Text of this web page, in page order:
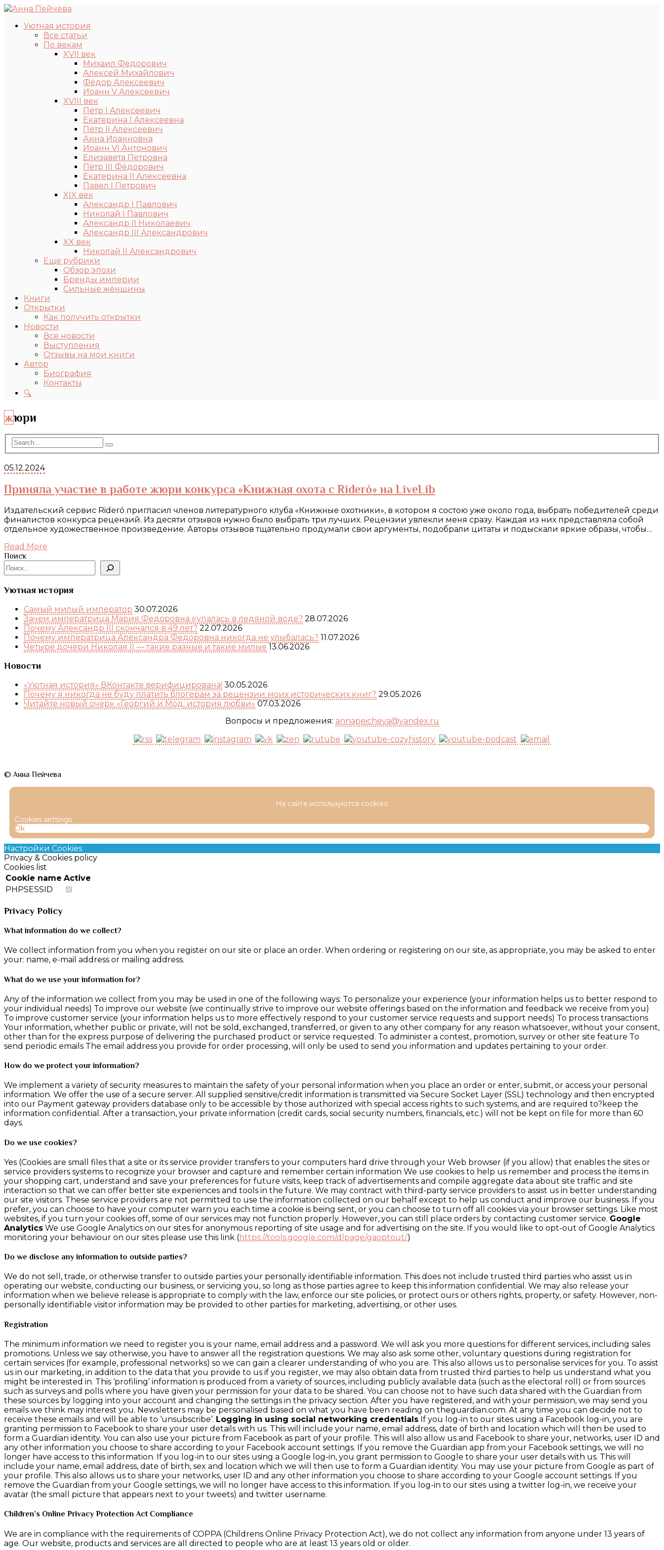
Уютная история
Все статьи
По векам
XVII век
Михаил Фёдорович
Алексей Михайлович
Фёдор Алексеевич
Иоанн V Алексеевич
XVIII век
Пётр I Алексеевич
Екатерина I Алексеевна
Пётр II Алексеевич
Анна Иоанновна
Иоанн VI Антонович
Елизавета Петровна
Пётр III Фёдорович
Екатерина II Алексеевна
Павел I Петрович
XIX век
Александр I Павлович
Николай I Павлович
Александр II Николаевич
Александр III Александрович
XX век
Николай II Александрович
Еще рубрики
Обзор эпохи
Бренды империи
Сильные женщины
Книги
Открытки
Как получить открытки
Новости
Все новости
Выступления
Отзывы на мои книги
Автор
Биография
Контакты
🔍
жюри
05.12.2024
Приняла участие в работе жюри конкурса «Книжная охота с Rideró» на LiveLib
Издательский сервис Rideró пригласил членов литературного клуба «Книжные охотники», в котором я состою уже около года, выбрать победителей среди
финалистов конкурса рецензий. Из десяти отзывов нужно было выбрать три лучших. Рецензии увлекли меня сразу. Каждая из них представляла собой
отдельное художественное произведение. Авторы отзывов тщательно продумали свои аргументы, подобрали цитаты и подыскали яркие образы, чтобы…
Read More
Поиск
Уютная история
Самый милый император 30.07.2026
Зачем императрица Мария Федоровна купалась в ледяной воде? 28.07.2026
Почему Александр III скончался в 49 лет? 22.07.2026
Почему императрица Александра Федоровна никогда не улыбалась? 11.07.2026
Четыре дочери Николая II — такие разные и такие милые 13.06.2026
Новости
«Уютная история» ВКонтакте верифицирована! 30.05.2026
Почему я никогда не буду платить блогерам за рецензии моих исторических книг? 29.05.2026
Читайте новый очерк «Георгий и Мод: история любви» 07.03.2026
Вопросы и предложения: annapeicheva@yandex.ru
© Анна Пейчева
На сайте используются cookies.
Cookies settings
Ok
Настройки Cookies
Privacy & Cookies policy
Cookies list
Cookie name Active
PHPSESSID
Privacy Policy
What information do we collect?
We collect information from you when you register on our site or place an order. When ordering or registering on our site, as appropriate, you may be asked to enter
your: name, e-mail address or mailing address.
What do we use your information for?
Any of the information we collect from you may be used in one of the following ways: To personalize your experience (your information helps us to better respond to
your individual needs) To improve our website (we continually strive to improve our website offerings based on the information and feedback we receive from you)
To improve customer service (your information helps us to more effectively respond to your customer service requests and support needs) To process transactions
Your information, whether public or private, will not be sold, exchanged, transferred, or given to any other company for any reason whatsoever, without your consent,
other than for the express purpose of delivering the purchased product or service requested. To administer a contest, promotion, survey or other site feature To
send periodic emails The email address you provide for order processing, will only be used to send you information and updates pertaining to your order.
How do we protect your information?
We implement a variety of security measures to maintain the safety of your personal information when you place an order or enter, submit, or access your personal
information. We offer the use of a secure server. All supplied sensitive/credit information is transmitted via Secure Socket Layer (SSL) technology and then encrypted
into our Payment gateway providers database only to be accessible by those authorized with special access rights to such systems, and are required to?keep the
information confidential. After a transaction, your private information (credit cards, social security numbers, financials, etc.) will not be kept on file for more than 60
days.
Do we use cookies?
Yes (Cookies are small files that a site or its service provider transfers to your computers hard drive through your Web browser (if you allow) that enables the sites or
service providers systems to recognize your browser and capture and remember certain information We use cookies to help us remember and process the items in
your shopping cart, understand and save your preferences for future visits, keep track of advertisements and compile aggregate data about site traffic and site
interaction so that we can offer better site experiences and tools in the future. We may contract with third-party service providers to assist us in better understanding
our site visitors. These service providers are not permitted to use the information collected on our behalf except to help us conduct and improve our business. If you
prefer, you can choose to have your computer warn you each time a cookie is being sent, or you can choose to turn off all cookies via your browser settings. Like most
websites, if you turn your cookies off, some of our services may not function properly. However, you can still place orders by contacting customer service. Google
Analytics We use Google Analytics on our sites for anonymous reporting of site usage and for advertising on the site. If you would like to opt-out of Google Analytics
monitoring your behaviour on our sites please use this link (https://tools.google.com/dlpage/gaoptout/)
Do we disclose any information to outside parties?
We do not sell, trade, or otherwise transfer to outside parties your personally identifiable information. This does not include trusted third parties who assist us in
operating our website, conducting our business, or servicing you, so long as those parties agree to keep this information confidential. We may also release your
information when we believe release is appropriate to comply with the law, enforce our site policies, or protect ours or others rights, property, or safety. However, non-
personally identifiable visitor information may be provided to other parties for marketing, advertising, or other uses.
Registration
The minimum information we need to register you is your name, email address and a password. We will ask you more questions for different services, including sales
promotions. Unless we say otherwise, you have to answer all the registration questions. We may also ask some other, voluntary questions during registration for
certain services (for example, professional networks) so we can gain a clearer understanding of who you are. This also allows us to personalise services for you. To assist
us in our marketing, in addition to the data that you provide to us if you register, we may also obtain data from trusted third parties to help us understand what you
might be interested in. This ‘profiling’ information is produced from a variety of sources, including publicly available data (such as the electoral roll) or from sources
such as surveys and polls where you have given your permission for your data to be shared. You can choose not to have such data shared with the Guardian from
these sources by logging into your account and changing the settings in the privacy section. After you have registered, and with your permission, we may send you
emails we think may interest you. Newsletters may be personalised based on what you have been reading on theguardian.com. At any time you can decide not to
receive these emails and will be able to ‘unsubscribe’. Logging in using social networking credentials If you log-in to our sites using a Facebook log-in, you are
granting permission to Facebook to share your user details with us. This will include your name, email address, date of birth and location which will then be used to
form a Guardian identity. You can also use your picture from Facebook as part of your profile. This will also allow us and Facebook to share your, networks, user ID and
any other information you choose to share according to your Facebook account settings. If you remove the Guardian app from your Facebook settings, we will no
longer have access to this information. If you log-in to our sites using a Google log-in, you grant permission to Google to share your user details with us. This will
include your name, email address, date of birth, sex and location which we will then use to form a Guardian identity. You may use your picture from Google as part of
your profile. This also allows us to share your networks, user ID and any other information you choose to share according to your Google account settings. If you
remove the Guardian from your Google settings, we will no longer have access to this information. If you log-in to our sites using a twitter log-in, we receive your
avatar (the small picture that appears next to your tweets) and twitter username.
Children’s Online Privacy Protection Act Compliance
We are in compliance with the requirements of COPPA (Childrens Online Privacy Protection Act), we do not collect any information from anyone under 13 years of
age. Our website, products and services are all directed to people who are at least 13 years old or older.